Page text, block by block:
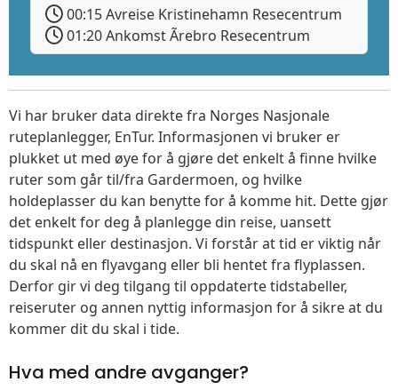
00:15 Avreise Kristinehamn Resecentrum
01:20 Ankomst Ãrebro Resecentrum
Vi har bruker data direkte fra Norges Nasjonale
ruteplanlegger, EnTur. Informasjonen vi bruker er
plukket ut med øye for å gjøre det enkelt å finne hvilke
ruter som går til/fra Gardermoen, og hvilke
holdeplasser du kan benytte for å komme hit. Dette gjør
det enkelt for deg å planlegge din reise, uansett
tidspunkt eller destinasjon. Vi forstår at tid er viktig når
du skal nå en flyavgang eller bli hentet fra flyplassen.
Derfor gir vi deg tilgang til oppdaterte tidstabeller,
reiseruter og annen nyttig informasjon for å sikre at du
kommer dit du skal i tide.
Hva med andre avganger?